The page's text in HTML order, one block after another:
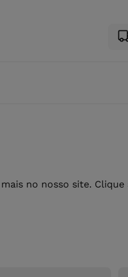
no nosso site.